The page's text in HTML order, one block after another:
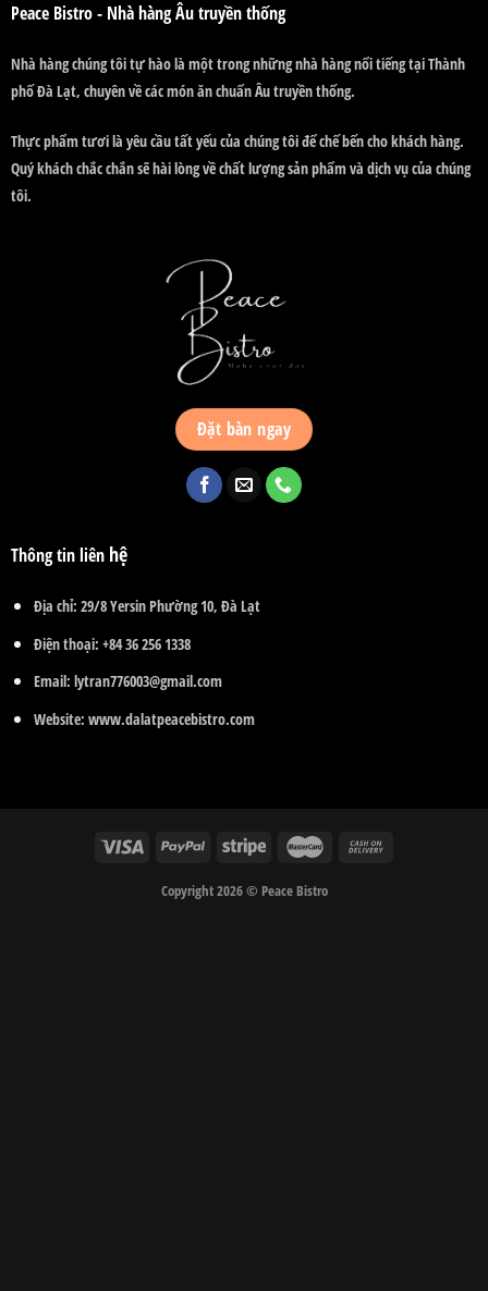
Peace Bistro - Nhà hàng Âu truyền thống
Nhà hàng chúng tôi tự hào là một trong những nhà hàng nổi tiếng tại Thành
phố Đà Lạt, chuyên về các món ăn chuẩn Âu truyền thống.
Thực phẩm tươi là yêu cầu tất yếu của chúng tôi để chế bến cho khách hàng.
Quý khách chắc chắn sẽ hài lòng về chất lượng sản phẩm và dịch vụ của chúng
tôi.
Đặt bàn ngay
Thông tin liên hệ
Địa chỉ: 29/8 Yersin Phường 10, Đà Lạt
Điện thoại: +84 36 256 1338
Email: lytran776003@gmail.com
Website: www.dalatpeacebistro.com
Copyright 2026 © Peace Bistro